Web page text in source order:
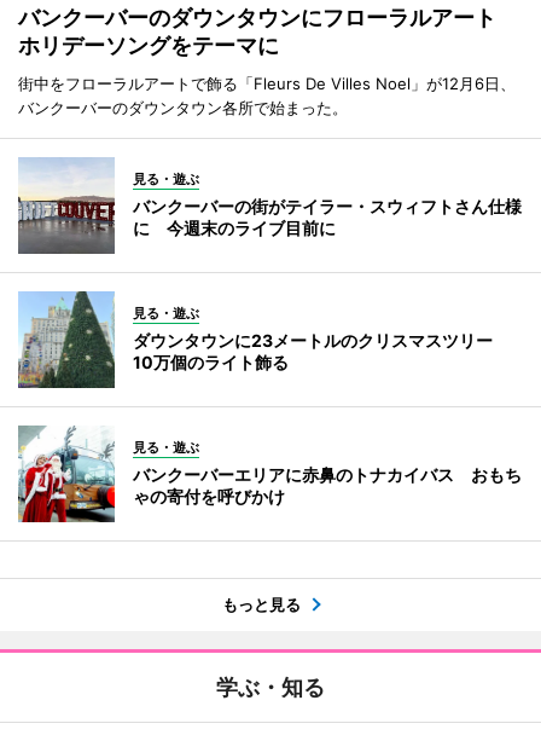
バンクーバーのダウンタウンにフローラルアート
ホリデーソングをテーマに
街中をフローラルアートで飾る「Fleurs De Villes Noel」が12月6日、
バンクーバーのダウンタウン各所で始まった。
見る・遊ぶ
バンクーバーの街がテイラー・スウィフトさん仕様
に 今週末のライブ目前に
見る・遊ぶ
ダウンタウンに23メートルのクリスマスツリー
10万個のライト飾る
見る・遊ぶ
バンクーバーエリアに赤鼻のトナカイバス おもち
ゃの寄付を呼びかけ
もっと見る
学ぶ・知る